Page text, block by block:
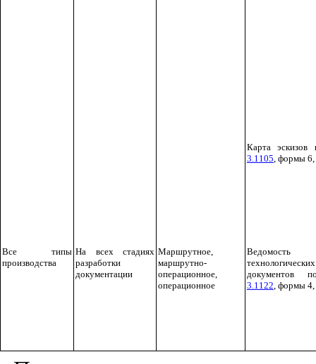
Карта
3.1105, формы 6,
Все типы
производства
На всех стадиях
разработки
документации
Маршрутное,
маршрутно-
операционное,
операционное
Ведомость
технологических
документов
3.1122, формы 4,